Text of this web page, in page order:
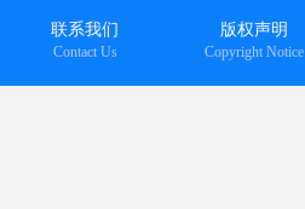
联系我们
Contact Us
版权声明
Copyright Notice